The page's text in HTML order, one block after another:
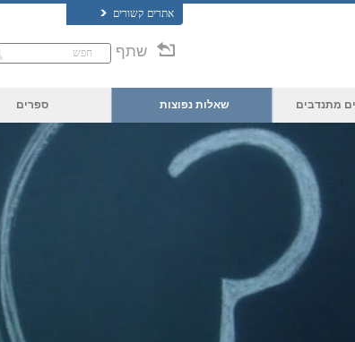
אתרים קשורים
שתף
מתנדבים שאלות נפוצות ספרים